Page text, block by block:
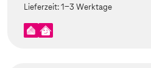
Lieferzeit:1-3 Werktage